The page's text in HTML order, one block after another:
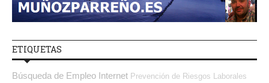
ETIQUETAS
Búsqueda de Empleo Internet Prevención de Riesgos Laborales